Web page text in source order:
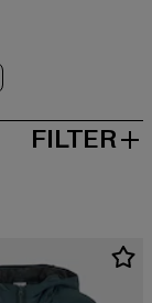
FILTER